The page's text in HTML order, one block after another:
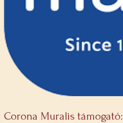
Corona Muralis támogató: